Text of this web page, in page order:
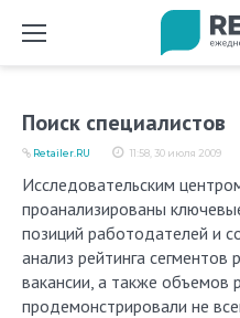
Поиск специалистов
11:58, 30 июля 2009
Retailer.RU
Исследовательским центром «Империя кадров»
проанализированы
позиций работодателей и
анализ рейтинга
вакансии, а также объемов
продемонстрировали не